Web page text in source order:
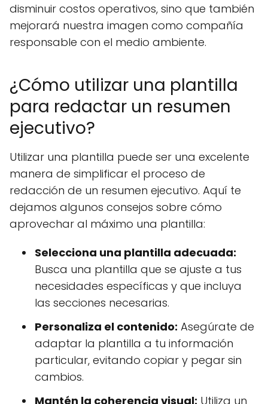
disminuir costos operativos, sino que también
mejorará nuestra imagen como compañía
responsable con el medio ambiente.
¿Cómo utilizar una plantilla
para redactar un resumen
ejecutivo?
Utilizar una plantilla puede ser una excelente
manera de simplificar el proceso de
redacción de un resumen ejecutivo. Aquí te
dejamos algunos consejos sobre cómo
aprovechar al máximo una plantilla:
Selecciona una plantilla adecuada:
Busca una plantilla que se ajuste a tus
necesidades específicas y que incluya
las secciones necesarias.
Personaliza el contenido: Asegúrate de
adaptar la plantilla a tu información
particular, evitando copiar y pegar sin
cambios.
Mantén la coherencia visual: Utiliza un